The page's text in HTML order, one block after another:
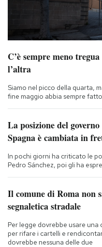
C’è sempre meno
l’altra
Siamo nel picco della quarta,
fine maggio abbia sempre
La posizione del
Spagna è cambiata in
In pochi giorni ha criticato le
Pedro Sánchez, poi gli ha
Il comune di Roma non
segnaletica stradale
Per legge dovrebbe usare
per rifare i cartelli e
dovrebbe nessuna delle due